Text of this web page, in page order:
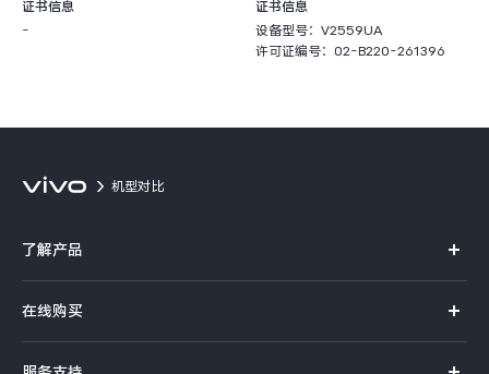
证书信息
-
证书信息
设备型号：V2559UA
许可证编号：02-B220-261396
机型对比
了解产品
S系列
在线购买